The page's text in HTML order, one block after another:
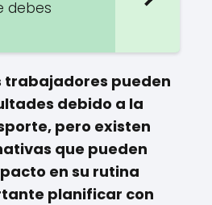
debes
trabajadores pueden
debido a la
pero existen
que pueden
en su rutina
planificar con